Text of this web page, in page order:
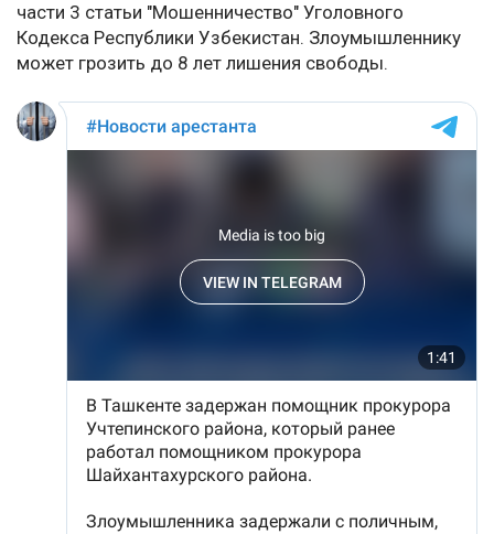
части 3 статьи "Мошенничество" Уголовного
Кодекса Республики Узбекистан. Злоумышленнику
может грозить до 8 лет лишения свободы.